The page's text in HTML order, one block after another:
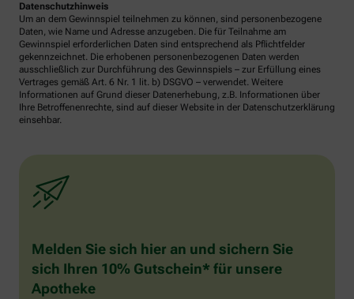
Datenschutzhinweis
Um an dem Gewinnspiel teilnehmen zu können, sind personenbezogene
Daten, wie Name und Adresse anzugeben. Die für Teilnahme am
Gewinnspiel erforderlichen Daten sind entsprechend als Pflichtfelder
gekennzeichnet. Die erhobenen personenbezogenen Daten werden
ausschließlich zur Durchführung des Gewinnspiels – zur Erfüllung eines
Vertrages gemäß Art. 6 Nr. 1 lit. b) DSGVO – verwendet. Weitere
Informationen auf Grund dieser Datenerhebung, z.B. Informationen über
Ihre Betroffenenrechte, sind auf dieser Website in der Datenschutzerklärung
einsehbar.
Melden Sie sich hier an und sichern Sie
sich Ihren 10% Gutschein* für unsere
Apotheke